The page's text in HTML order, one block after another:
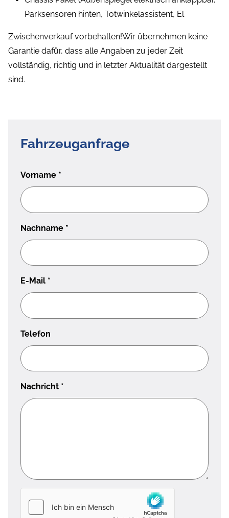
Parksensoren hinten, Totwinkelassistent, El
Zwischenverkauf vorbehalten!Wir übernehmen keine
Garantie dafür, dass alle Angaben zu jeder Zeit
vollständig, richtig und in letzter Aktualität dargestellt
sind.
Fahrzeuganfrage
Vorname *
Nachname *
E-Mail *
Telefon
Nachricht *